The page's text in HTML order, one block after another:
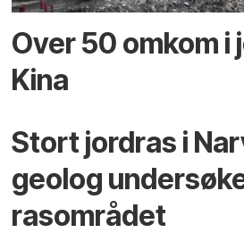
Over 50 omkom i
Kina
Stort jordras i
geolog
rasområdet